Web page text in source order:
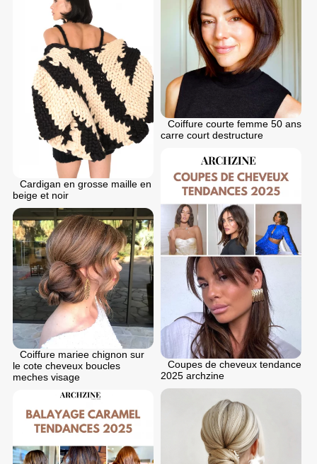
Coiffure courte femme 50 ans
carre court destructure
Cardigan en grosse maille en
beige et noir
Coupes de cheveux tendance
2025 archzine
Coiffure mariee chignon sur
le cote cheveux boucles
meches visage